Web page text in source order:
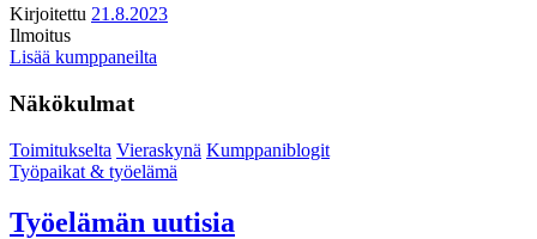
Kirjoitettu 21.8.2023
Ilmoitus
Lisää kumppaneilta
Näkökulmat
Toimitukselta Vieraskynä Kumppaniblogit
Työpaikat & työelämä
Työelämän uutisia